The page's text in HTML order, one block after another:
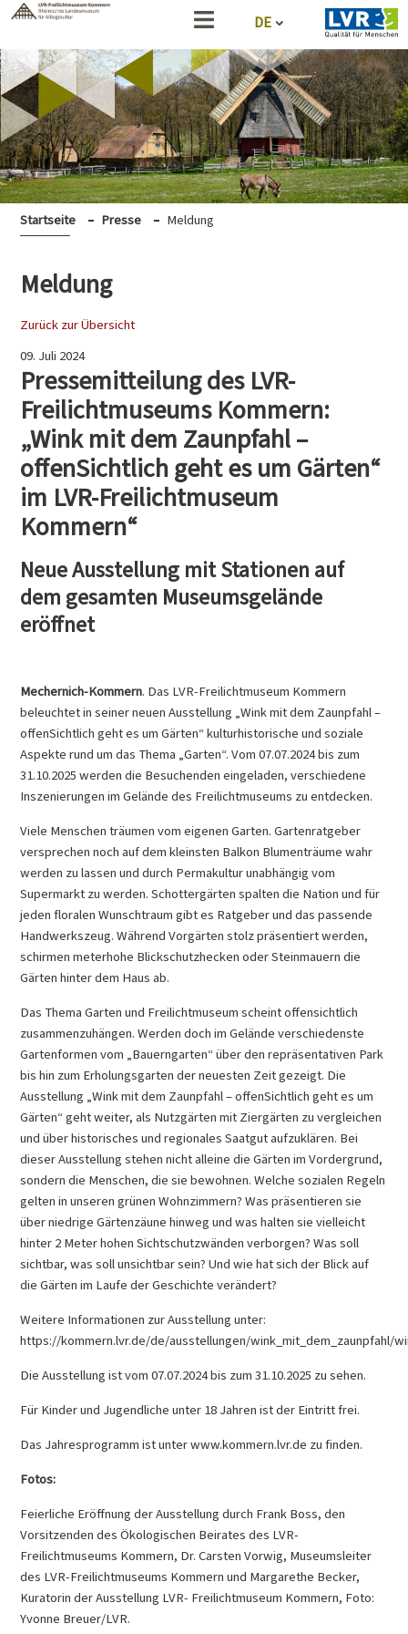
DE
Startseite Presse Meldung
Meldung
Zurück zur Übersicht
09. Juli 2024
Pressemitteilung des LVR-
Freilichtmuseums Kommern:
„Wink mit dem Zaunpfahl –
offenSichtlich geht es um Gärten“
im LVR-Freilichtmuseum
Kommern“
Neue Ausstellung mit Stationen auf
dem gesamten Museumsgelände
eröffnet
Mechernich-Kommern. Das LVR-Freilichtmuseum Kommern
beleuchtet in seiner neuen Ausstellung „Wink mit dem Zaunpfahl –
offenSichtlich geht es um Gärten“ kulturhistorische und soziale
Aspekte rund um das Thema „Garten“. Vom 07.07.2024 bis zum
31.10.2025 werden die Besuchenden eingeladen, verschiedene
Inszenierungen im Gelände des Freilichtmuseums zu entdecken.
Viele Menschen träumen vom eigenen Garten. Gartenratgeber
versprechen noch auf dem kleinsten Balkon Blumenträume wahr
werden zu lassen und durch Permakultur unabhängig vom
Supermarkt zu werden. Schottergärten spalten die Nation und für
jeden floralen Wunschtraum gibt es Ratgeber und das passende
Handwerkszeug. Während Vorgärten stolz präsentiert werden,
schirmen meterhohe Blickschutzhecken oder Steinmauern die
Gärten hinter dem Haus ab.
Das Thema Garten und Freilichtmuseum scheint offensichtlich
zusammenzuhängen. Werden doch im Gelände verschiedenste
Gartenformen vom „Bauerngarten“ über den repräsentativen Park
bis hin zum Erholungsgarten der neuesten Zeit gezeigt. Die
Ausstellung „Wink mit dem Zaunpfahl – offenSichtlich geht es um
Gärten“ geht weiter, als Nutzgärten mit Ziergärten zu vergleichen
und über historisches und regionales Saatgut aufzuklären. Bei
dieser Ausstellung stehen nicht alleine die Gärten im Vordergrund,
sondern die Menschen, die sie bewohnen. Welche sozialen Regeln
gelten in unseren grünen Wohnzimmern? Was präsentieren sie
über niedrige Gärtenzäune hinweg und was halten sie vielleicht
hinter 2 Meter hohen Sichtschutzwänden verborgen? Was soll
sichtbar, was soll unsichtbar sein? Und wie hat sich der Blick auf
die Gärten im Laufe der Geschichte verändert?
Weitere Informationen zur Ausstellung unter:
https://kommern.lvr.de/de/ausstellungen/wink_mit_dem_zaunpfahl/
Die Ausstellung ist vom 07.07.2024 bis zum 31.10.2025 zu sehen.
Für Kinder und Jugendliche unter 18 Jahren ist der Eintritt frei.
Das Jahresprogramm ist unter www.kommern.lvr.de zu finden.
Fotos:
Feierliche Eröffnung der Ausstellung durch Frank Boss, den
Vorsitzenden des Ökologischen Beirates des LVR-
Freilichtmuseums Kommern, Dr. Carsten Vorwig, Museumsleiter
des LVR-Freilichtmuseums Kommern und Margarethe Becker,
Kuratorin der Ausstellung LVR- Freilichtmuseum Kommern, Foto:
Yvonne Breuer/LVR.